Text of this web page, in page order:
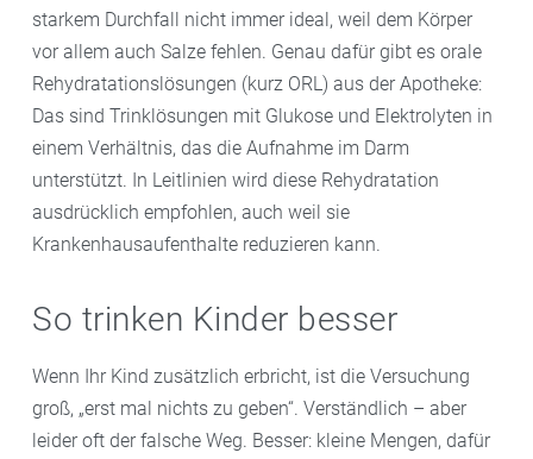
starkem Durchfall nicht immer ideal, weil dem Körper
vor allem auch Salze fehlen. Genau dafür gibt es orale
Rehydratationslösungen (kurz ORL) aus der Apotheke:
Das sind Trinklösungen mit Glukose und Elektrolyten in
einem Verhältnis, das die Aufnahme im Darm
unterstützt. In Leitlinien wird diese Rehydratation
ausdrücklich empfohlen, auch weil sie
Krankenhausaufenthalte reduzieren kann.
So trinken Kinder besser
Wenn Ihr Kind zusätzlich erbricht, ist die Versuchung
groß, „erst mal nichts zu geben“. Verständlich – aber
leider oft der falsche Weg. Besser: kleine Mengen, dafür